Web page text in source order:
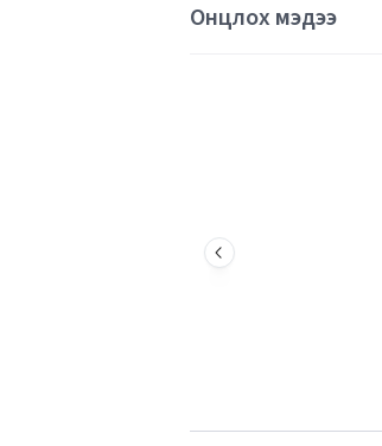
Онцлох мэдээ